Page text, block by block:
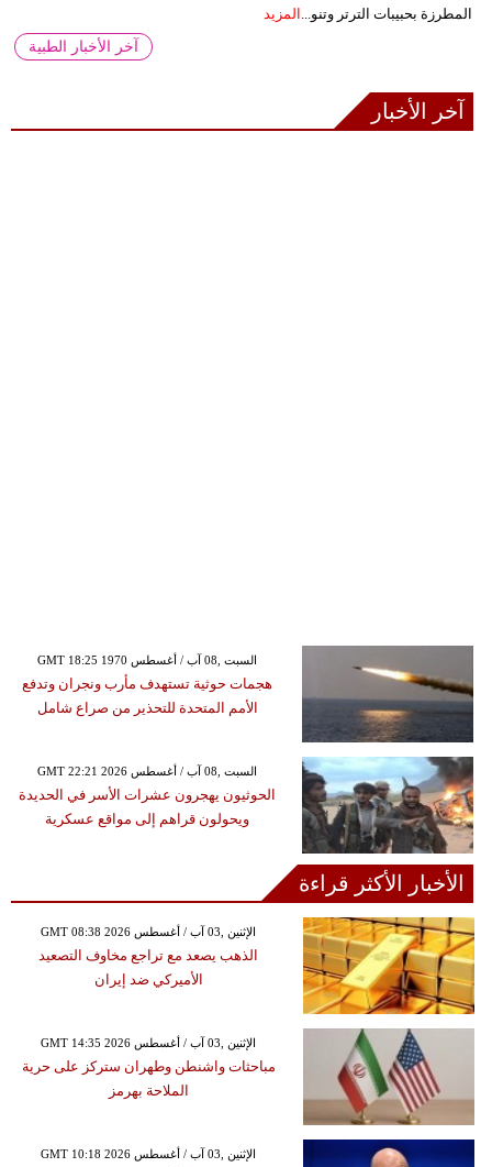
المطرزة بحبيبات الترتر وتنو... المزيد
آخر الأخبار الطبية
آخر الأخبار
GMT 18:25 1970 السبت ,08 آب / أغسطس
هجمات حوثية تستهدف مأرب ونجران وتدفع
الأمم المتحدة للتحذير من صراع شامل
GMT 22:21 2026 السبت ,08 آب / أغسطس
الحوثيون يهجرون عشرات الأسر في الحديدة
ويحولون قراهم إلى مواقع عسكرية
الأخبار الأكثر قراءة
GMT 08:38 2026 الإثنين ,03 آب / أغسطس
الذهب يصعد مع تراجع مخاوف التصعيد
الأميركي ضد إيران
GMT 14:35 2026 الإثنين ,03 آب / أغسطس
مباحثات واشنطن وطهران ستركز على حرية
الملاحة بهرمز
GMT 10:18 2026 الإثنين ,03 آب / أغسطس